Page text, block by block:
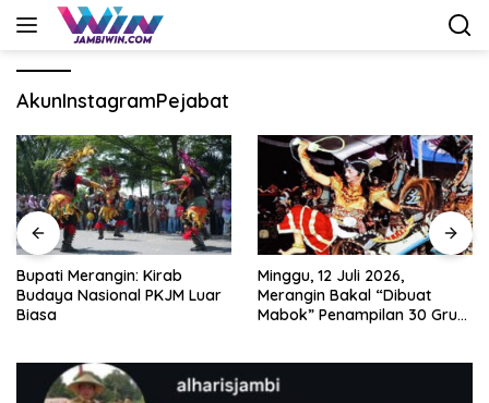
Langsung
AkunInstagramPejabat
Minggu, 12 Juli 2026,
Merangin Bakal “Dibuat
Mabok” Penampilan 30 Grup
Nobar Piala Dunia 2026 di
Provinsi Jambi Diharapkan
Mampu Menggerakkan